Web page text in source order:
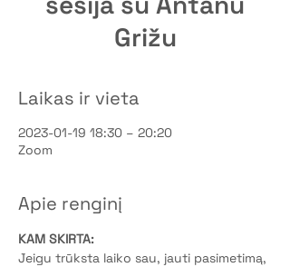
Grižu
Laikas ir vieta
2023-01-19 18:30 – 20:20
Zoom
Apie renginį
KAM SKIRTA:
Jeigu trūksta laiko sau, jauti pasimetimą,